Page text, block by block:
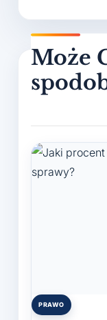
Posted
PRAWO